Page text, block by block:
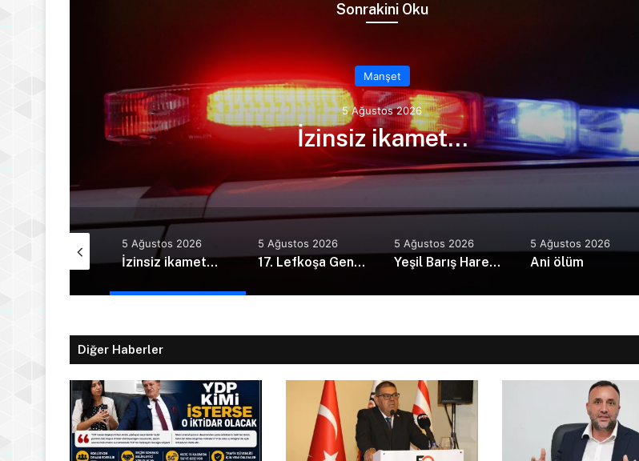
Sonrakini Oku
Manşet
5 Ağustos 2026
İzinsiz ikamet…
Ercan Havalimanı’nda alkollü yolcu olay çıkardı
5 Ağustos 2026
İzinsiz ikamet…
5 Ağustos 2026
17. Lefkoşa Gençlik Günleri kapsamında film gösterimi ve söyleşi etkinliği yapıldı
5 Ağustos 2026
Yeşil Barış Hareketi’nden KTMMOB’ye ziyaret
5 Ağustos 2026
Ani ölüm
Diğer Haberler